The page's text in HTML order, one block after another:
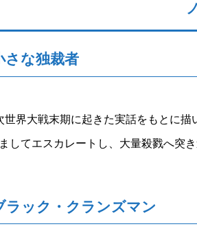
さな独裁者
世界大戦末期に起きた実話をもとに
してエスカレートし、大量殺戮へ突
ラック・クランズマン